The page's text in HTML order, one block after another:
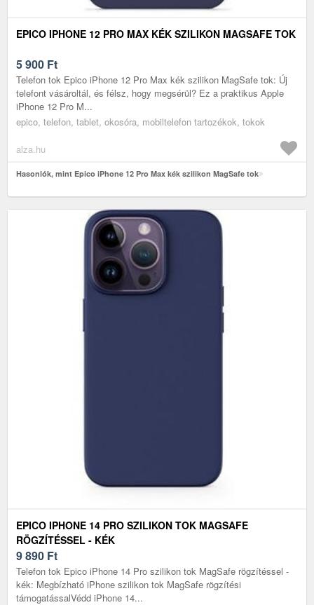
EPICO IPHONE 12 PRO MAX KÉK SZILIKON MAGSAFE TOK
5 900 Ft
Telefon tok Epico iPhone 12 Pro Max kék szilikon MagSafe tok: Új
telefont vásároltál, és félsz, hogy megsérül? Ez a praktikus Apple
iPhone 12 Pro M...
epico, telefon, tablet, okosóra, mobiltelefon tartozékok, tokok
alza.hu
Hasonlók, mint Epico iPhone 12 Pro Max kék szilikon MagSafe tok
EPICO IPHONE 14 PRO SZILIKON TOK MAGSAFE
RÖGZÍTÉSSEL - KÉK
9 890 Ft
Telefon tok Epico iPhone 14 Pro szilikon tok MagSafe rögzítéssel -
kék: Megbízható iPhone szilikon tok MagSafe rögzítési
támogatássalVédd iPhone 14...